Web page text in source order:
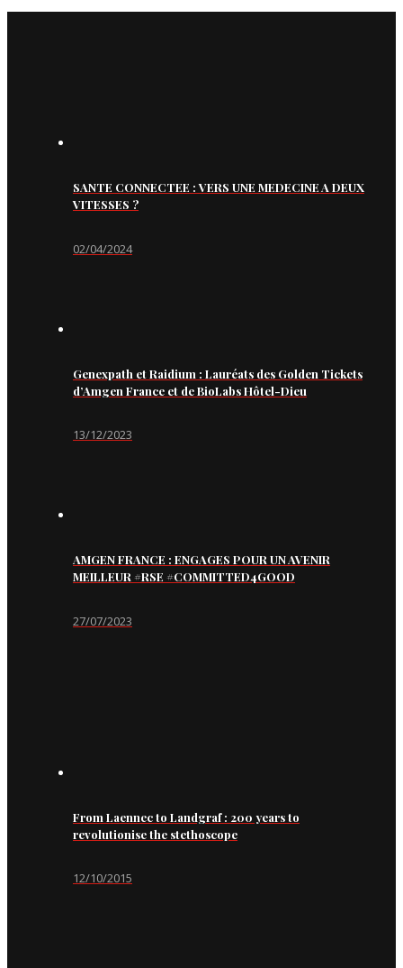
SANTE CONNECTEE : VERS UNE MEDECINE A DEUX
VITESSES ?
02/04/2024
Genexpath et Raidium : Lauréats des Golden Tickets
d’Amgen France et de BioLabs Hôtel-Dieu
13/12/2023
AMGEN FRANCE : ENGAGES POUR UN AVENIR
MEILLEUR #RSE #COMMITTED4GOOD
27/07/2023
From Laennec to Landgraf : 200 years to
revolutionise the stethoscope
12/10/2015